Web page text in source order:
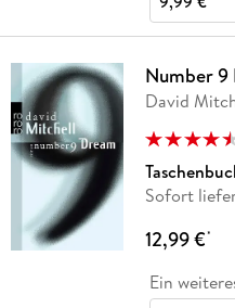
Number 9
David
Sofort
12,99 €*
Ein